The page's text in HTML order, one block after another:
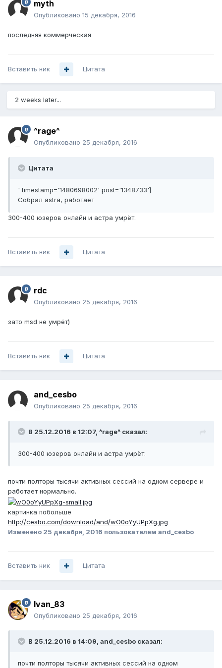
myth
Опубликовано 15 декабря, 2016
последняя коммерческая
Вставить ник Цитата
2 weeks later...
^rage^
Опубликовано 25 декабря, 2016
Цитата
' timestamp='1480698002' post='1348733']
Собрал astra, работает
300-400 юзеров онлайн и астра умрёт.
Вставить ник Цитата
rdc
Опубликовано 25 декабря, 2016
зато msd не умрёт)
Вставить ник Цитата
and_cesbo
Опубликовано 25 декабря, 2016
В 25.12.2016 в 12:07, ^rage^ сказал:
300-400 юзеров онлайн и астра умрёт.
почти полторы тысячи активных сессий на одном сервере и
работает нормально.
картинка побольше
http://cesbo.com/download/and/wO0oYyUPpXg.jpg
Изменено 25 декабря, 2016 пользователем and_cesbo
Вставить ник Цитата
Ivan_83
Опубликовано 25 декабря, 2016
В 25.12.2016 в 14:09, and_cesbo сказал:
почти полторы тысячи активных сессий на одном